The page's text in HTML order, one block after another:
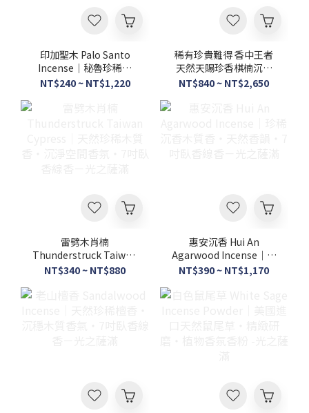
印加聖木 Palo Santo
Incense｜秘魯珍稀聖
木・天然植物香氣・7吋
臥香線香 -光之薩滿
NT$240 ~ NT$1,220
稀有珍貴難得 香中王者
天然天賜珍香棋楠沉香
棋楠沉香線香 5g 10g
20g - 光之薩滿
NT$840 ~ NT$2,650
雷劈木肖楠
Thunderstruck Taiwan
Cypress｜天然珍稀木質
NT$340 ~ NT$880
惠安沉香 Hui An
Agarwood Incense｜珍
稀沉香木質香・天然香
NT$390 ~ NT$1,170